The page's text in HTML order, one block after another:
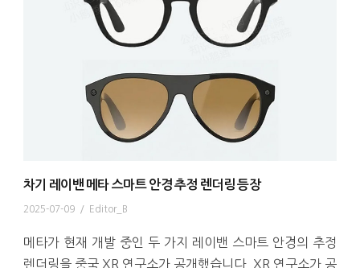
차기 레이밴 메타 스마트 안경 추정 렌더링 등장
2025-07-09 / Editor_B
메타가 현재 개발 중인 두 가지 레이밴 스마트 안경의 추정
렌더링을 중국 XR 연구소가 공개했습니다. XR 연구소가 공